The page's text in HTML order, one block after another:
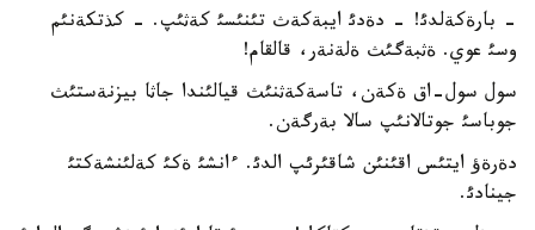
- بارةكةلدئ! - دةدئ ايبةكةث تئنئسئ كةثئپ. - كذتكةنئم
وسئ عوي. ةثبةگئث ةلةنةر، قالقام!
سول سول-اق ةكةن، تاسةكةثنئث قيالئندا جاثا بيزنةستئث
جوباسئ جوتالانئپ سالا بةرگةن.
دةرةؤ ايتئس اقئنئن شاقئرئپ الدئ. ءانشئ ةكئ كةلئنشةكتئ
جينادئ.